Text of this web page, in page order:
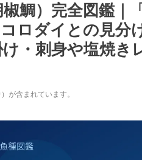
鯛）完全図鑑｜
ロダイとの見分
・刺身や塩焼き
が含まれています。